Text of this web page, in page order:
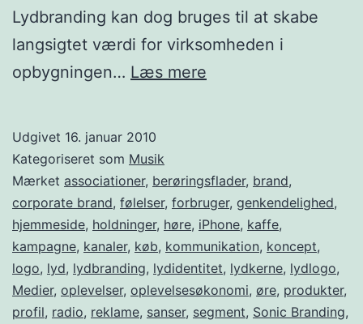
Lydbranding kan dog bruges til at skabe
langsigtet værdi for virksomheden i
opbygningen… Læs mere
Udgivet 16. januar 2010
Kategoriseret som Musik
Mærket associationer, berøringsflader, brand,
corporate brand, følelser, forbruger, genkendelighed,
hjemmeside, holdninger, høre, iPhone, kaffe,
kampagne, kanaler, køb, kommunikation, koncept,
logo, lyd, lydbranding, lydidentitet, lydkerne, lydlogo,
Medier, oplevelser, oplevelsesøkonomi, øre, produkter,
profil, radio, reklame, sanser, segment, Sonic Branding,